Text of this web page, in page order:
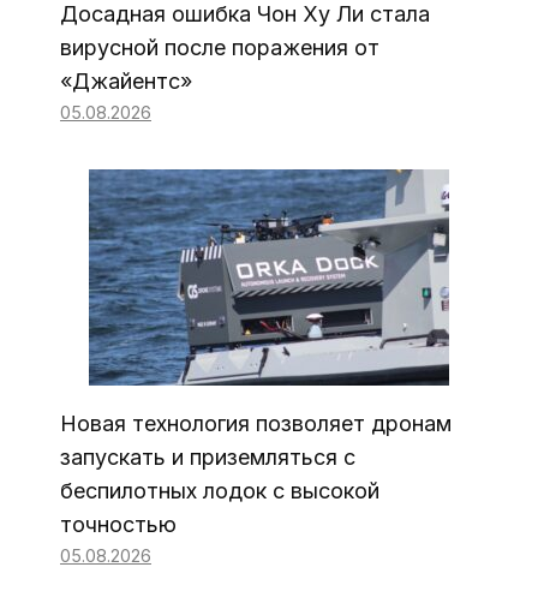
Досадная ошибка Чон Ху Ли стала
вирусной после поражения от
«Джайентс»
05.08.2026
Новая технология позволяет дронам
запускать и приземляться с
беспилотных лодок с высокой
точностью
05.08.2026